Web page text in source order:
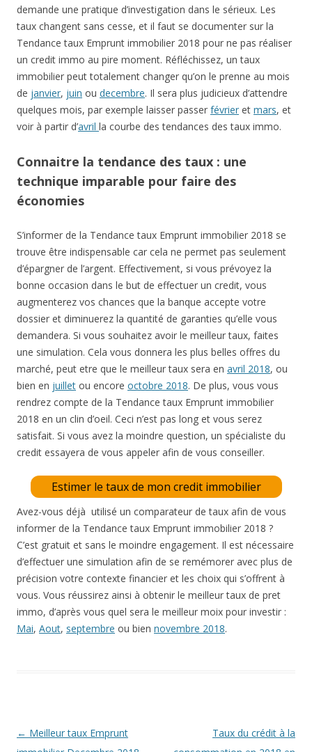
demande une pratique d’investigation dans le sérieux. Les
taux changent sans cesse, et il faut se documenter sur la
Tendance taux Emprunt immobilier 2018 pour ne pas réaliser
un credit immo au pire moment. Réfléchissez, un taux
immobilier peut totalement changer qu’on le prenne au mois
de janvier, juin ou decembre. Il sera plus judicieux d’attendre
quelques mois, par exemple laisser passer février et mars, et
voir à partir d’avril la courbe des tendances des taux immo.
Connaitre la tendance des taux : une
technique imparable pour faire des
économies
S’informer de la Tendance taux Emprunt immobilier 2018 se
trouve être indispensable car cela ne permet pas seulement
d’épargner de l’argent. Effectivement, si vous prévoyez la
bonne occasion dans le but de effectuer un credit, vous
augmenterez vos chances que la banque accepte votre
dossier et diminuerez la quantité de garanties qu’elle vous
demandera. Si vous souhaitez avoir le meilleur taux, faites
une simulation. Cela vous donnera les plus belles offres du
marché, peut etre que le meilleur taux sera en avril 2018, ou
bien en juillet ou encore octobre 2018. De plus, vous vous
rendrez compte de la Tendance taux Emprunt immobilier
2018 en un clin d’oeil. Ceci n’est pas long et vous serez
satisfait. Si vous avez la moindre question, un spécialiste du
credit essayera de vous appeler afin de vous conseiller.
Estimer le taux de mon credit immobilier
Avez-vous déjà utilisé un comparateur de taux afin de vous
informer de la Tendance taux Emprunt immobilier 2018 ?
C’est gratuit et sans le moindre engagement. Il est nécessaire
d’effectuer une simulation afin de se remémorer avec plus de
précision votre contexte financier et les choix qui s’offrent à
vous. Vous réussirez ainsi à obtenir le meilleur taux de pret
immo, d’après vous quel sera le meilleur moix pour investir :
Mai, Aout, septembre ou bien novembre 2018.
Navigation
← Meilleur taux Emprunt
Taux du crédit à la